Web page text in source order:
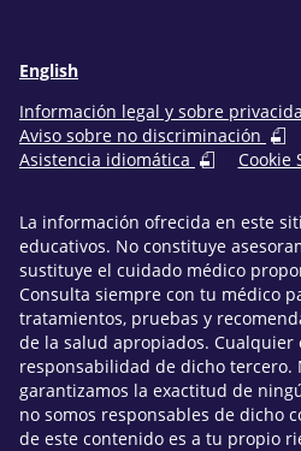
English
Información legal y sobre
Aviso sobre no discriminación
Asistencia idiomática
Cookie
La información ofrecida en este
educativos. No constituye
sustituye el cuidado médico
Consulta siempre con tu médico
tratamientos, pruebas y
de la salud apropiados. Cualquier
responsabilidad de dicho tercero.
garantizamos la exactitud de
no somos responsables de dicho
de este contenido es a tu propio